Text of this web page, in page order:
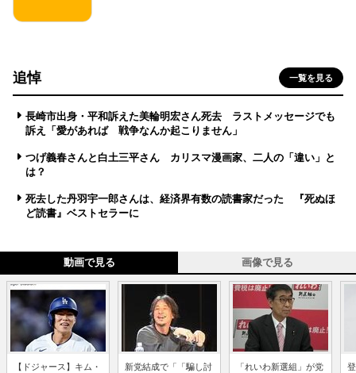
追悼 一覧を見る
長崎市出身・平和訴えた美輪明宏さん死去 ラストメッセージでも
訴え「愛があれば 戦争なんか起こりません」
つげ義春さんと白土三平さん カリスマ漫画家、二人の「違い」と
は？
死去した丹羽宇一郎さんは、経済界有数の読書家だった 『死ぬほ
ど読書』ベストセラーに
動画で見る 画像で見る
【ドジャース】キム・
新党結成で「「騙し討
「れいわ新選組」が党